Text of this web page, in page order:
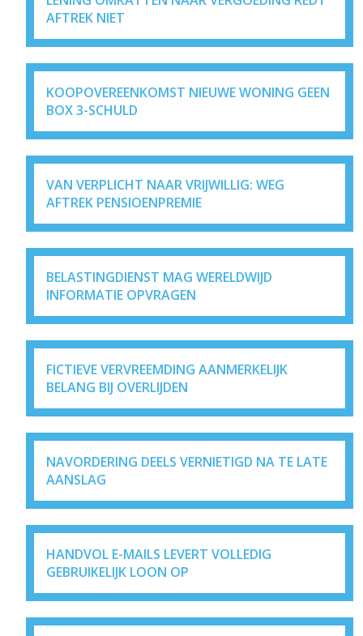
AFTREK NIET
KOOPOVEREENKOMST NIEUWE WONING GEEN
BOX 3-SCHULD
VAN VERPLICHT NAAR VRIJWILLIG: WEG
AFTREK PENSIOENPREMIE
BELASTINGDIENST MAG WERELDWIJD
INFORMATIE OPVRAGEN
FICTIEVE VERVREEMDING AANMERKELIJK
BELANG BIJ OVERLIJDEN
NAVORDERING DEELS VERNIETIGD NA TE LATE
AANSLAG
HANDVOL E-MAILS LEVERT VOLLEDIG
GEBRUIKELIJK LOON OP